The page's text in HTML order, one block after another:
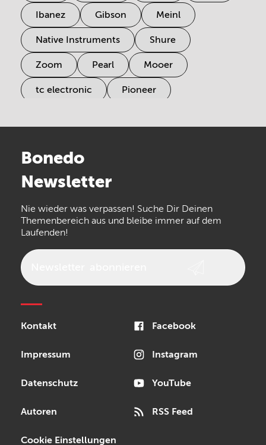
Ibanez Gibson Meinl
Native Instruments Shure
Zoom Pearl Mooer
tc electronic Pioneer
Arturia
the t.bone
Walrus Audio Epiphone
Bonedo
Newsletter
Nie wieder was verpassen! Suche Dir Deinen
Themenbereich aus und bleibe immer auf dem
Laufenden!
Kontakt
Impressum
Datenschutz
Autoren
Cookie Einstellungen
Facebook
Instagram
YouTube
RSS Feed